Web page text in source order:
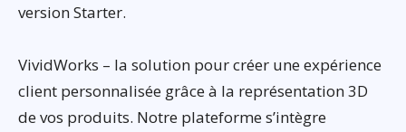
version Starter.
VividWorks – la solution pour créer une expérience
client personnalisée grâce à la représentation 3D
de vos produits. Notre plateforme s’intègre